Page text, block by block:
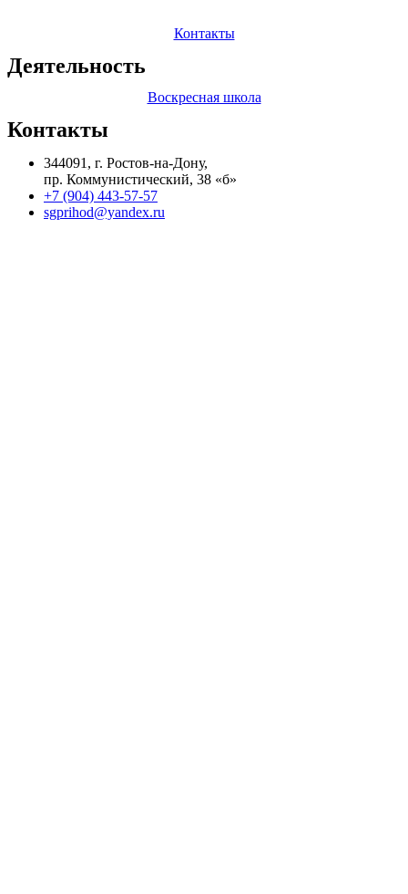
Контакты
Деятельность
Воскресная школа
Контакты
344091, г. Ростов-на-Дону,
пр. Коммунистический, 38 «б»
+7 (904) 443-57-57
sgprihod@yandex.ru